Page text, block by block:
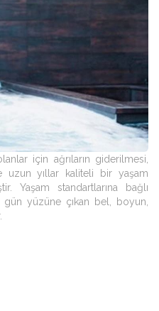
için ağrıların giderilmesi,
uzun yıllar kaliteli bir yaşam
Yaşam standartlarına bağlı
gün yüzüne çıkan bel, boyun,